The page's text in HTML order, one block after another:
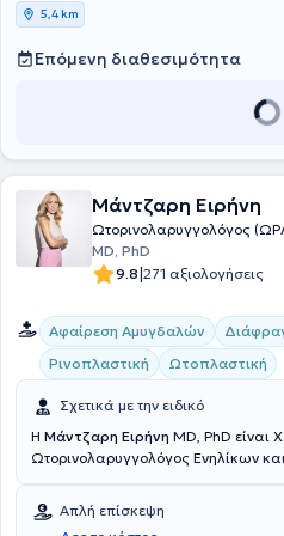
5,4 km
Επόμενη διαθεσιμότητα
Μάντζαρη Ειρήνη
Ωτορινολαρυγγολόγος
MD, PhD
9.8|271 αξιολογήσεις
Αφαίρεση Αμυγδαλών
Ρινοπλαστική
Ωτοπλαστική
Σχετικά με την ειδικό
Η Μάντζαρη Ειρήνη MD, PhD είναι
Ωτορινολαρυγγολόγος Ενηλίκων
Επανορθωτικής Ρινοπλαστικής στο
ιδιωτικό ιατρείο στο Χαλάνδρι
Απλή επίσκεψη